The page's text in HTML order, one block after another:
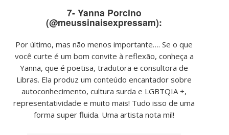
7- Yanna Porcino
(@meussinaisexpressam):
Por último, mas não menos importante…. Se o que
você curte é um bom convite à reflexão, conheça a
Yanna, que é poetisa, tradutora e consultora de
Libras. Ela produz um conteúdo encantador sobre
autoconhecimento, cultura surda e LGBTQIA +,
representatividade e muito mais! Tudo isso de uma
forma super fluida. Uma artista nota mil!